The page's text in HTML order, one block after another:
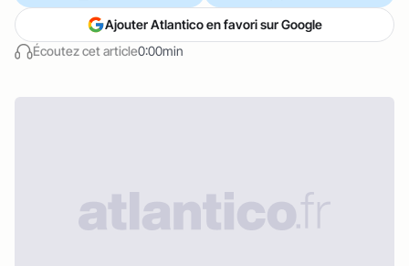
Écoutez cet article0:00min
Ajouter Atlantico en favori sur Google